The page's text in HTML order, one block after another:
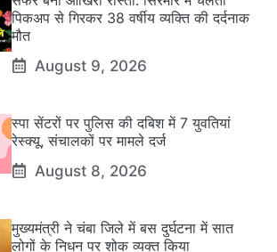
पिकअप से गिरकर 38 वर्षीय व्यक्ति की दर्दनाक
मौत
August 9, 2026
स्पा सेंटरों पर पुलिस की दबिश में 7 युवतियां
रेस्क्यू, संचालकों पर मामले दर्ज
August 8, 2026
मुख्यमंत्री ने चंबा जिले में बस दुर्घटना में सात
लोगों के निधन पर शोक व्यक्त किया